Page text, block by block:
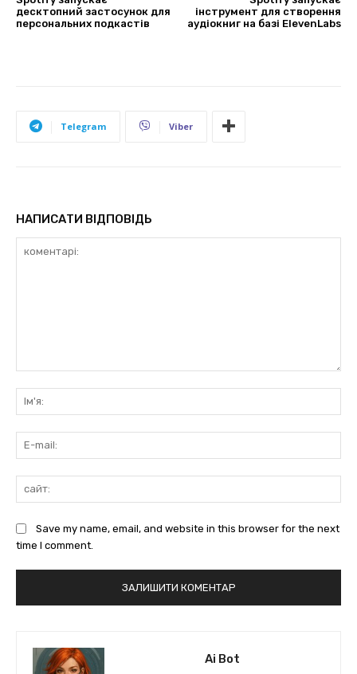
десктопний застосунок для
персональних подкастів
інструмент для створення
аудіокниг на базі ElevenLabs
Telegram Viber
НАПИСАТИ ВІДПОВІДЬ
Save my name, email, and website in this browser for the next
time I comment.
Ai Bot